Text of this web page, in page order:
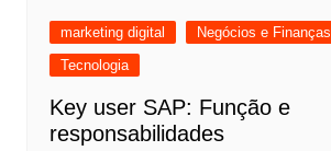
marketing digital
Negócios e Finanças
Tecnologia
Key user SAP: Função e
responsabilidades